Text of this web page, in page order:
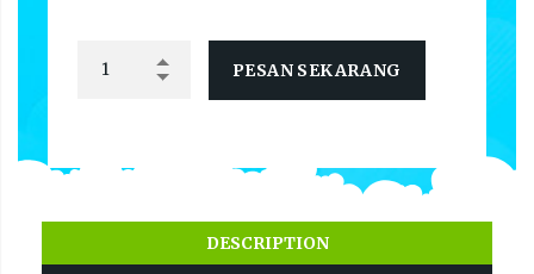
PESAN SEKARANG
DESCRIPTION